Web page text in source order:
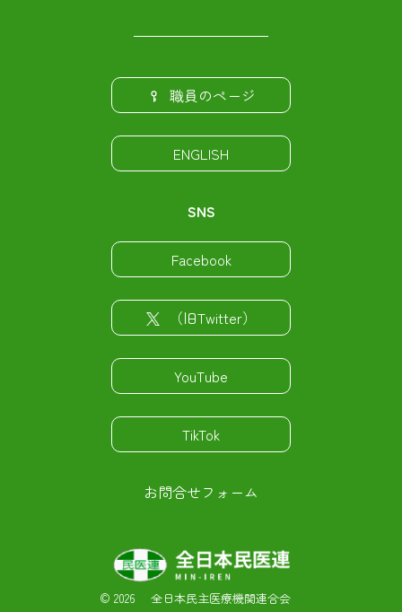
職員のページ
ENGLISH
SNS
Facebook
（旧Twitter）
YouTube
TikTok
お問合せフォーム
© 2026 全日本民主医療機関連合会